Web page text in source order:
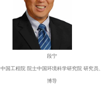
段宁
中国工程院 院士中国环境科学研究院 研究员、
博导